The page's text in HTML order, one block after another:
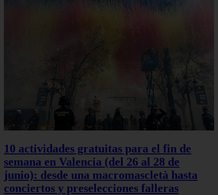
10 actividades gratuitas para el fin de
semana en Valencia (del 26 al 28 de
junio): desde una macromascletà hasta
conciertos y preselecciones falleras